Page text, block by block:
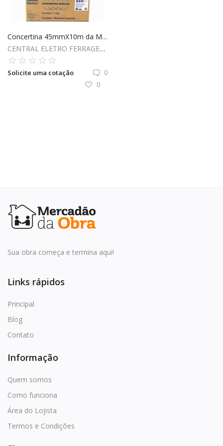
Hidráulica
Favoritos
Concertina 45mmX10m da Morlan
CENTRAL ELETRO FERRAGENS LTDA
Solicite uma cotação
0
0
Sua obra começa e termina aqui!
Links rápidos
Principal
Blog
Contato
Informação
Quem somos
Como funciona
Área do Lojista
Termos e Condições